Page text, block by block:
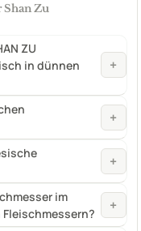
Shan Zu
ZU
in dünnen
+
+
+
im
+